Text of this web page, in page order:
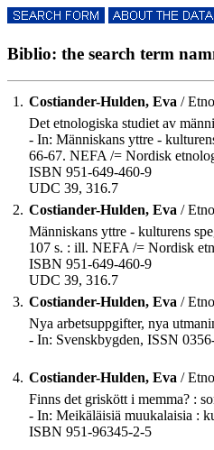
Biblio: the search term
1. Costiander-Hulden, Eva /
Det etnologiska studiet av
- In: Människans yttre -
66-67. NEFA /= Nordisk
ISBN 951-649-460-9
UDC 39, 316.7
2. Costiander-Hulden, Eva /
Människans yttre - kulturens
107 s. : ill. NEFA /= Nordisk
ISBN 951-649-460-9
UDC 39, 316.7
3. Costiander-Hulden, Eva /
Nya arbetsuppgifter, nya
- In: Svenskbygden, ISSN
4. Costiander-Hulden, Eva /
Finns det griskött i memma? :
- In: Meikäläisiä muukalaisia :
ISBN 951-96345-2-5